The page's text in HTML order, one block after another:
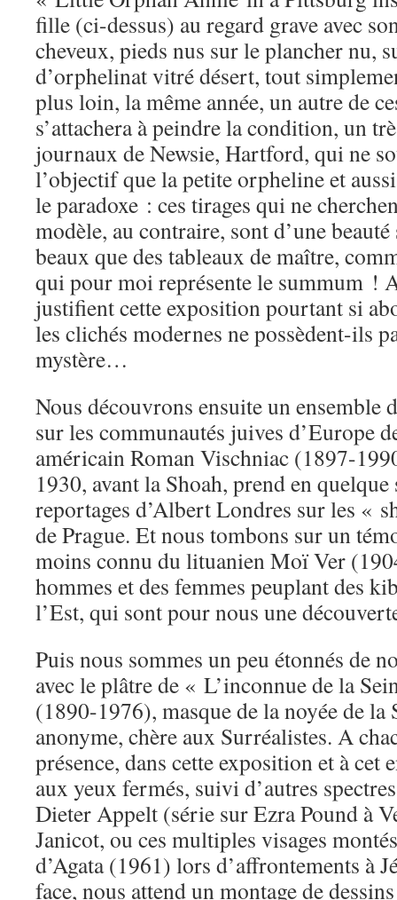
fille (ci-dessus) au regard grave avec
cheveux, pieds nus sur le plancher nu,
d’orphelinat vitré désert, tout
plus loin, la même année, un autre de
s’attachera à peindre la condition, un
journaux de Newsie, Hartford, qui ne
l’objectif que la petite orpheline et
le paradoxe : ces tirages qui ne
modèle, au contraire, sont d’une
beaux que des tableaux de maître,
qui pour moi représente le summum !
justifient cette exposition pourtant si
les clichés modernes ne possèdent-ils
mystère…
Nous découvrons ensuite un ensemble
sur les communautés juives d’Europe
américain Roman Vischniac (1897-
1930, avant la Shoah, prend en
reportages d’Albert Londres sur les «
de Prague. Et nous tombons sur un
moins connu du lituanien Moï Ver
hommes et des femmes peuplant des
l’Est, qui sont pour nous une
Puis nous sommes un peu étonnés de
avec le plâtre de « L’inconnue de la
(1890-1976), masque de la noyée de la
anonyme, chère aux Surréalistes. A
présence, dans cette exposition et à cet
aux yeux fermés, suivi d’autres
Dieter Appelt (série sur Ezra Pound à
Janicot, ou ces multiples visages
d’Agata (1961) lors d’affrontements à
face, nous attend un montage de